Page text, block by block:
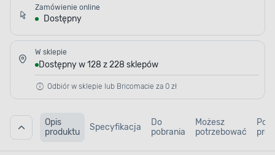
Zamówienie online
Dostępny
W sklepie
Dostępny w 128 z 228 sklepów
Odbiór w sklepie lub Bricomacie za 0 zł
Opis
produktu
Specyfikacja
Do
pobrania
Możesz
potrzebować